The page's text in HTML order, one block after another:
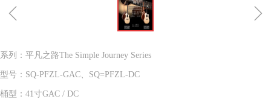
ꁆ ꁇ
系列：平凡之路The Simple Journey Series
型号：SQ-PFZL-GAC、SQ=PFZL-DC
桶型：41寸GAC / DC